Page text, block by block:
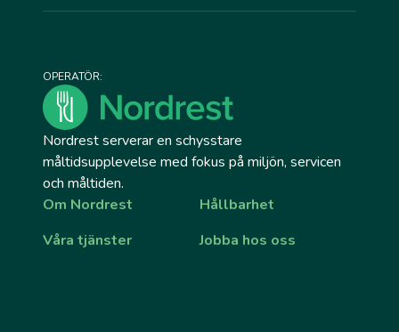
OPERATÖR:
Nordrest serverar en schysstare
måltidsupplevelse med fokus på miljön, servicen
och måltiden.
Om Nordrest
Hållbarhet
Våra tjänster
Jobba hos oss